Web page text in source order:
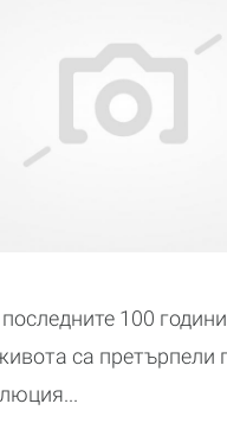
последните 100
са претърпели